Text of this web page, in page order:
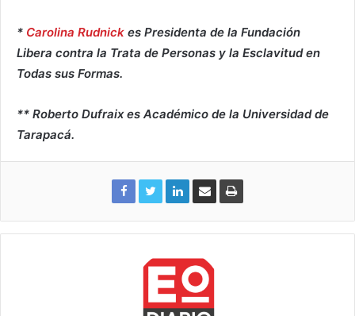
* Carolina Rudnick es Presidenta de la Fundación
Libera contra la Trata de Personas y la Esclavitud en
Todas sus Formas.
** Roberto Dufraix es Académico de la Universidad de
Tarapacá.